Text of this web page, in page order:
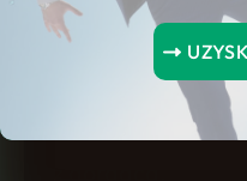
stronie dostajesz
współpracy,
działania i